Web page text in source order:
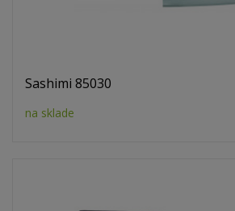
Sashimi 85030
na sklade